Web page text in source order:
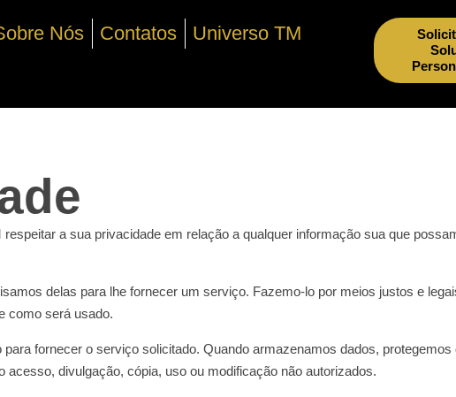
Nós Contatos Universo TM
a sua privacidade em relação a qualquer informação sua que
delas para lhe fornecer um serviço. Fazemo-lo por meios justos e
como será usado.
fornecer o serviço solicitado. Quando armazenamos dados, protegemos
divulgação, cópia, uso ou modificação não autorizados.